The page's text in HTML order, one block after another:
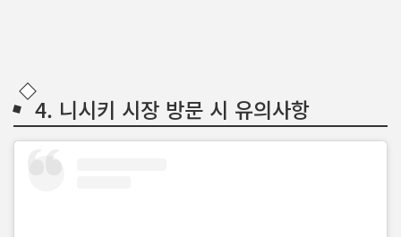
4. 니시키 시장 방문 시 유의사항